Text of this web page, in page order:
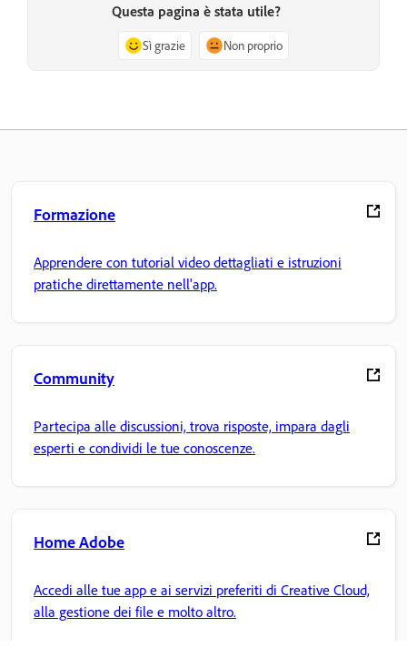
Questa pagina è stata utile?
Sì grazie Non proprio
Formazione
Apprendere con tutorial video dettagliati e istruzioni
pratiche direttamente nell'app.
Community
Partecipa alle discussioni, trova risposte, impara dagli
esperti e condividi le tue conoscenze.
Home Adobe
Accedi alle tue app e ai servizi preferiti di Creative Cloud,
alla gestione dei file e molto altro.